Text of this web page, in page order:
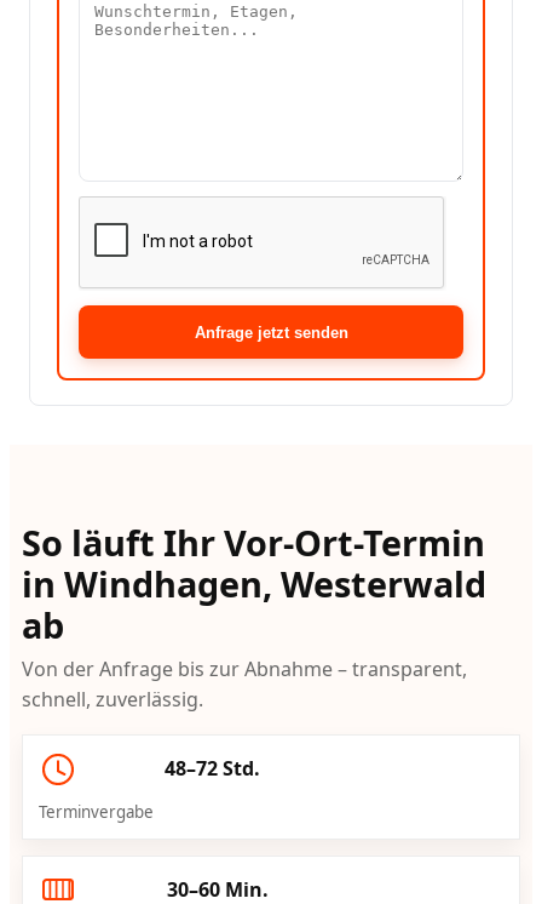
Anfrage jetzt senden
So läuft Ihr Vor-Ort-Termin
in Windhagen, Westerwald
ab
Von der Anfrage bis zur Abnahme – transparent,
schnell, zuverlässig.
48–72 Std.
Terminvergabe
30–60 Min.